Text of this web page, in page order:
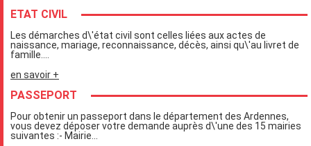
ETAT CIVIL
Les démarches d\'état civil sont celles liées aux actes de
naissance, mariage, reconnaissance, décès, ainsi qu\'au livret de
famille....
en savoir +
PASSEPORT
Pour obtenir un passeport dans le département des Ardennes,
vous devez déposer votre demande auprès d\'une des 15 mairies
suivantes :- Mairie...